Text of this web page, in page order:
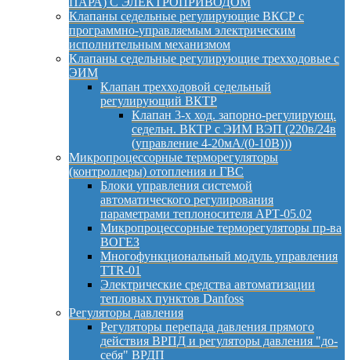
Клапаны седельные регулирующие ВКСР с
программно-управляемым электрическим
исполнительным механизмом
Клапаны седельные регулирующие трехходовые с
ЭИМ
Клапан трехходовой седельный
регулирующий ВКТР
Клапан 3-х ход. запорно-регулирующ.
седельн. ВКТР с ЭИМ ВЭП (220в/24в
(управление 4-20мА/(0-10В)))
Микропроцессорные терморегуляторы
(контроллеры) отопления и ГВС
Блоки управления системой
автоматического регулирования
параметрами теплоносителя АРТ-05.02
Микропроцессорные терморегуляторы пр-ва
ВОГЕЗ
Многофункциональный модуль управления
TTR-01
Электрические средства автоматизации
тепловых пунктов Danfoss
Регуляторы давления
Регуляторы перепада давления прямого
действия ВРПД и регуляторы давления "до-
себя" ВРДП